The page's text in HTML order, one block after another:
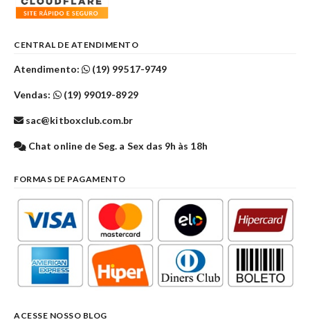
CENTRAL DE ATENDIMENTO
Atendimento: (19) 99517-9749
Vendas: (19) 99019-8929
sac@kitboxclub.com.br
Chat online de Seg. a Sex das 9h às 18h
FORMAS DE PAGAMENTO
ACESSE NOSSO BLOG